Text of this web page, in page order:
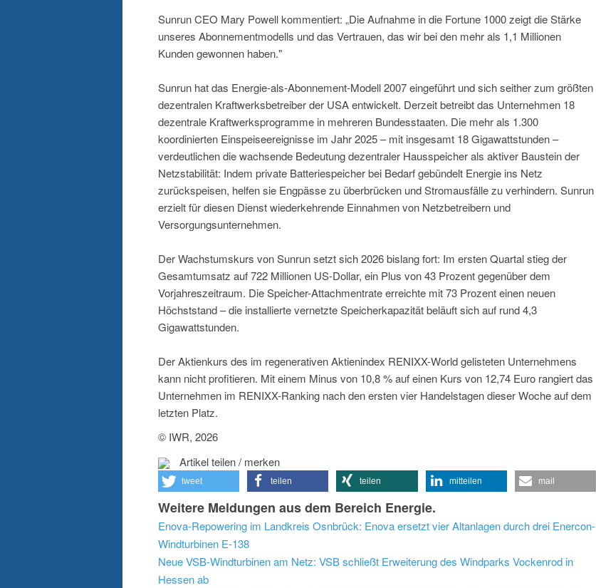
Sunrun CEO Mary Powell kommentiert: „Die Aufnahme in die Fortune 1000 zeigt die Stärke
unseres Abonnementmodells und das Vertrauen, das wir bei den mehr als 1,1 Millionen
Kunden gewonnen haben."
Sunrun hat das Energie-als-Abonnement-Modell 2007 eingeführt und sich seither zum größten
dezentralen Kraftwerksbetreiber der USA entwickelt. Derzeit betreibt das Unternehmen 18
dezentrale Kraftwerksprogramme in mehreren Bundesstaaten. Die mehr als 1.300
koordinierten Einspeiseereignisse im Jahr 2025 – mit insgesamt 18 Gigawattstunden –
verdeutlichen die wachsende Bedeutung dezentraler Hausspeicher als aktiver Baustein der
Netzstabilität: Indem private Batteriespeicher bei Bedarf gebündelt Energie ins Netz
zurückspeisen, helfen sie Engpässe zu überbrücken und Stromausfälle zu verhindern. Sunrun
erzielt für diesen Dienst wiederkehrende Einnahmen von Netzbetreibern und
Versorgungsunternehmen.
Der Wachstumskurs von Sunrun setzt sich 2026 bislang fort: Im ersten Quartal stieg der
Gesamtumsatz auf 722 Millionen US-Dollar, ein Plus von 43 Prozent gegenüber dem
Vorjahreszeitraum. Die Speicher-Attachmentrate erreichte mit 73 Prozent einen neuen
Höchststand – die installierte vernetzte Speicherkapazität beläuft sich auf rund 4,3
Gigawattstunden.
Der Aktienkurs des im regenerativen Aktienindex RENIXX-World gelisteten Unternehmens
kann nicht profitieren. Mit einem Minus von 10,8 % auf einen Kurs von 12,74 Euro rangiert das
Unternehmen im RENIXX-Ranking nach den ersten vier Handelstagen dieser Woche auf dem
letzten Platz.
© IWR, 2026
Artikel teilen / merken
tweet teilen teilen mitteilen mail
Weitere Meldungen aus dem Bereich Energie.
Enova-Repowering im Landkreis Osnbrück: Enova ersetzt vier Altanlagen durch drei Enercon-
Windturbinen E-138
Neue VSB-Windturbinen am Netz: VSB schließt Erweiterung des Windparks Vockenrod in
Hessen ab